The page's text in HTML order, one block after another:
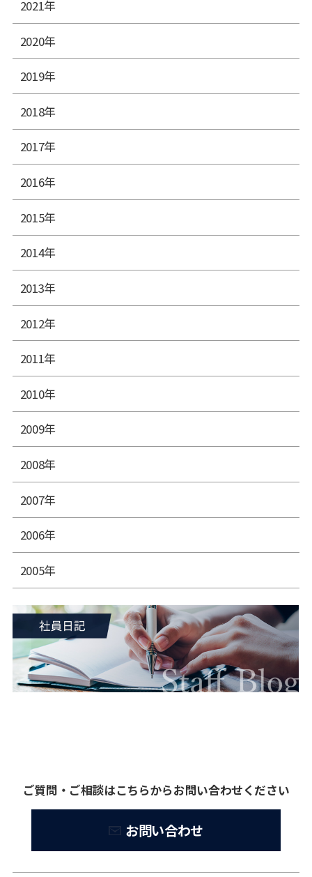
2021年
2020年
2019年
2018年
2017年
2016年
2015年
2014年
2013年
2012年
2011年
2010年
2009年
2008年
2007年
2006年
2005年
ご質問・ご相談はこちらからお問い合わせください
お問い合わせ